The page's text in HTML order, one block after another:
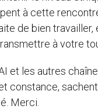
à cette
de bien
à votre
et les autres
constance,
Merci.